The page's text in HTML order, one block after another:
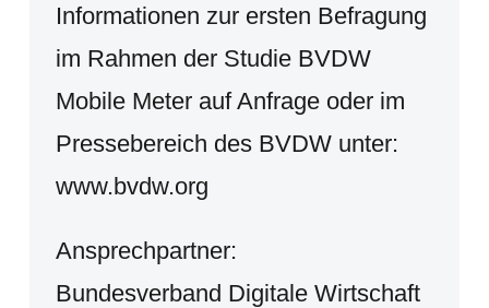
Informationen zur ersten Befragung
im Rahmen der Studie BVDW
Mobile Meter auf Anfrage oder im
Pressebereich des BVDW unter:
www.bvdw.org
Ansprechpartner:
Bundesverband Digitale Wirtschaft